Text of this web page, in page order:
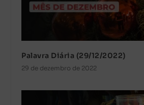
Palavra Diária (29/12/2022)
29 de dezembro de 2022